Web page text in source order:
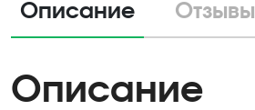
Описание Отзывы
Описание